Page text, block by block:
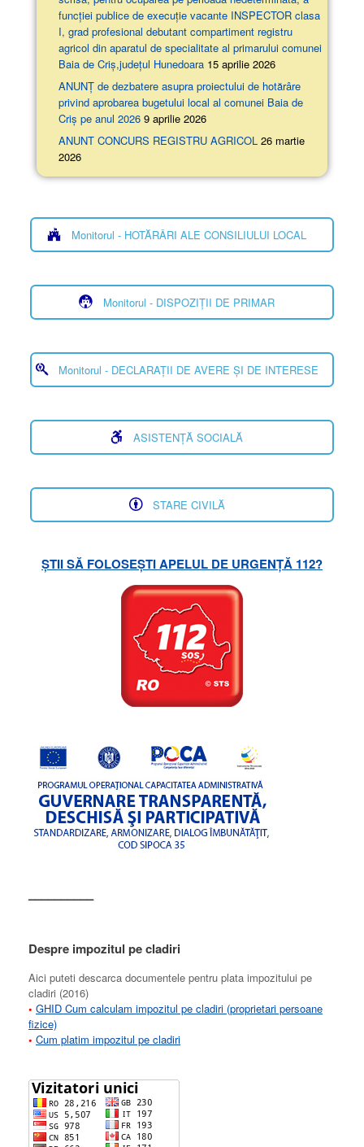
funcției publice de execuție vacante INSPECTOR clasa
I, grad profesional debutant compartiment registru
agricol din aparatul de specialitate al primarului comunei
Baia de Criș,județul Hunedoara 15 aprilie 2026
ANUNȚ de dezbatere asupra proiectului de hotărâre
privind aprobarea bugetului local al comunei Baia de
Criș pe anul 2026 9 aprilie 2026
ANUNT CONCURS REGISTRU AGRICOL 26 martie
2026
Monitorul - HOTĂRÂRI ALE CONSILIULUI LOCAL
Monitorul - DISPOZIȚII DE PRIMAR
Monitorul - DECLARAȚII DE AVERE ȘI DE INTERESE
ASISTENȚĂ SOCIALĂ
STARE CIVILĂ
ȘTII SĂ FOLOSEȘTI APELUL DE URGENȚĂ 112?
––––––––––
Despre impozitul pe cladiri
Aici puteti descarca documentele pentru plata impozitului pe
cladiri (2016)
• GHID Cum calculam impozitul pe cladiri (proprietari persoane
fizice)
• Cum platim impozitul pe cladiri